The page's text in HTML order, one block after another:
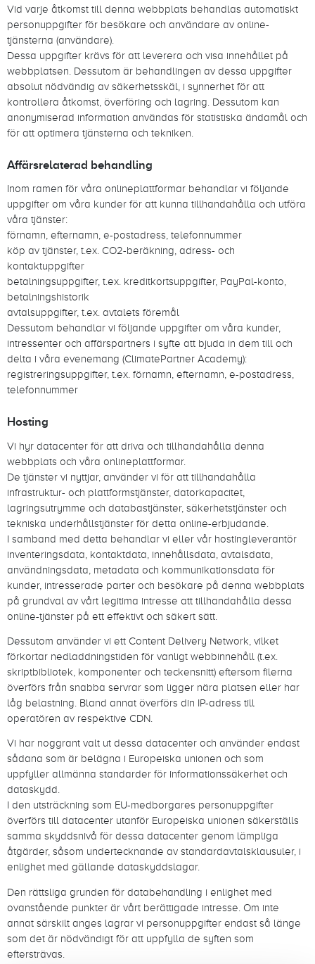
Vid varje åtkomst till denna webbplats behandlas automatiskt
personuppgifter för besökare och användare av online-
tjänsterna (användare).
Dessa uppgifter krävs för att leverera och visa innehållet på
webbplatsen. Dessutom är behandlingen av dessa uppgifter
absolut nödvändig av säkerhetsskäl, i synnerhet för att
kontrollera åtkomst, överföring och lagring. Dessutom kan
anonymiserad information användas för statistiska ändamål och
för att optimera tjänsterna och tekniken.
Affärsrelaterad behandling
Inom ramen för våra onlineplattformar behandlar vi följande
uppgifter om våra kunder för att kunna tillhandahålla och utföra
våra tjänster:
förnamn, efternamn, e-postadress, telefonnummer
köp av tjänster, t.ex. CO2-beräkning, adress- och
kontaktuppgifter
betalningsuppgifter, t.ex. kreditkortsuppgifter, PayPal-konto,
betalningshistorik
avtalsuppgifter, t.ex. avtalets föremål
Dessutom behandlar vi följande uppgifter om våra kunder,
intressenter och affärspartners i syfte att bjuda in dem till och
delta i våra evenemang (ClimatePartner Academy):
registreringsuppgifter, t.ex. förnamn, efternamn, e-postadress,
telefonnummer
Hosting
Vi hyr datacenter för att driva och tillhandahålla denna
webbplats och våra onlineplattformar.
De tjänster vi nyttjar, använder vi för att tillhandahålla
infrastruktur- och plattformstjänster, datorkapacitet,
lagringsutrymme och databastjänster, säkerhetstjänster och
tekniska underhållstjänster för detta online-erbjudande.
I samband med detta behandlar vi eller vår hostingleverantör
inventeringsdata, kontaktdata, innehållsdata, avtalsdata,
användningsdata, metadata och kommunikationsdata för
kunder, intresserade parter och besökare på denna webbplats
på grundval av vårt legitima intresse att tillhandahålla dessa
online-tjänster på ett effektivt och säkert sätt.
Dessutom använder vi ett Content Delivery Network, vilket
förkortar nedladdningstiden för vanligt webbinnehåll (t.ex.
skriptbibliotek, komponenter och teckensnitt) eftersom filerna
överförs från snabba servrar som ligger nära platsen eller har
låg belastning. Bland annat överförs din IP-adress till
operatören av respektive CDN.
Vi har noggrant valt ut dessa datacenter och använder endast
sådana som är belägna i Europeiska unionen och som
uppfyller allmänna standarder för informationssäkerhet och
dataskydd.
I den utsträckning som EU-medborgares personuppgifter
överförs till datacenter utanför Europeiska unionen säkerställs
samma skyddsnivå för dessa datacenter genom lämpliga
åtgärder, såsom undertecknande av standardavtalsklausuler, i
enlighet med gällande dataskyddslagar.
Den rättsliga grunden för databehandling i enlighet med
ovanstående punkter är vårt berättigade intresse. Om inte
annat särskilt anges lagrar vi personuppgifter endast så länge
som det är nödvändigt för att uppfylla de syften som
eftersträvas.